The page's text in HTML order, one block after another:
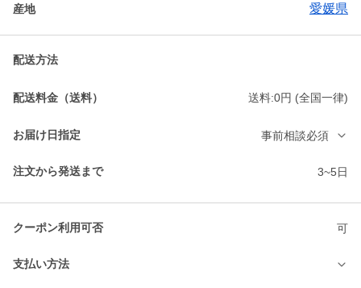
産地 愛媛県
配送方法
配送料金（送料） 送料:0円 (全国一律)
お届け日指定 事前相談必須
注文から発送まで 3~5日
クーポン利用可否 可
支払い方法